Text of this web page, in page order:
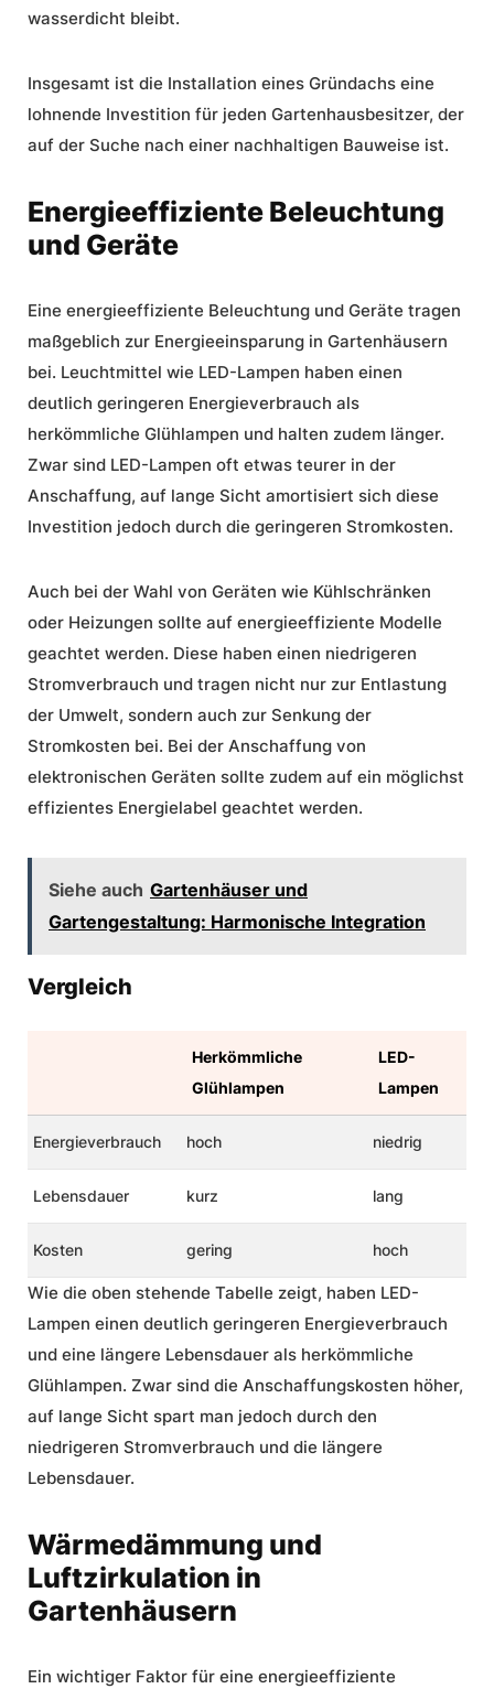
wasserdicht bleibt.
Insgesamt ist die Installation eines Gründachs eine
lohnende Investition für jeden Gartenhausbesitzer, der
auf der Suche nach einer nachhaltigen Bauweise ist.
Energieeffiziente Beleuchtung
und Geräte
Eine energieeffiziente Beleuchtung und Geräte tragen
maßgeblich zur Energieeinsparung in Gartenhäusern
bei. Leuchtmittel wie LED-Lampen haben einen
deutlich geringeren Energieverbrauch als
herkömmliche Glühlampen und halten zudem länger.
Zwar sind LED-Lampen oft etwas teurer in der
Anschaffung, auf lange Sicht amortisiert sich diese
Investition jedoch durch die geringeren Stromkosten.
Auch bei der Wahl von Geräten wie Kühlschränken
oder Heizungen sollte auf energieeffiziente Modelle
geachtet werden. Diese haben einen niedrigeren
Stromverbrauch und tragen nicht nur zur Entlastung
der Umwelt, sondern auch zur Senkung der
Stromkosten bei. Bei der Anschaffung von
elektronischen Geräten sollte zudem auf ein möglichst
effizientes Energielabel geachtet werden.
Siehe auch Gartenhäuser und
Gartengestaltung: Harmonische Integration
Vergleich
Herkömmliche
Glühlampen
LED-
Lampen
Energieverbrauch hoch niedrig
Lebensdauer kurz lang
Kosten gering hoch
Wie die oben stehende Tabelle zeigt, haben LED-
Lampen einen deutlich geringeren Energieverbrauch
und eine längere Lebensdauer als herkömmliche
Glühlampen. Zwar sind die Anschaffungskosten höher,
auf lange Sicht spart man jedoch durch den
niedrigeren Stromverbrauch und die längere
Lebensdauer.
Wärmedämmung und
Luftzirkulation in
Gartenhäusern
Ein wichtiger Faktor für eine energieeffiziente